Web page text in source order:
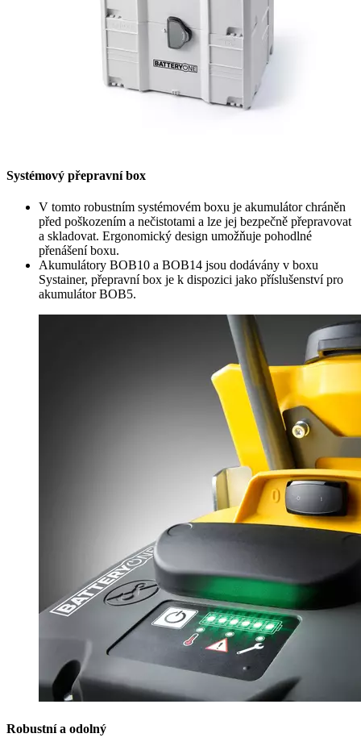
Systémový přepravní box
V tomto robustním systémovém boxu je akumulátor chráněn
před poškozením a nečistotami a lze jej bezpečně přepravovat
a skladovat. Ergonomický design umožňuje pohodlné
přenášení boxu.
Akumulátory BOB10 a BOB14 jsou dodávány v boxu
Systainer, přepravní box je k dispozici jako příslušenství pro
akumulátor BOB5.
Robustní a odolný